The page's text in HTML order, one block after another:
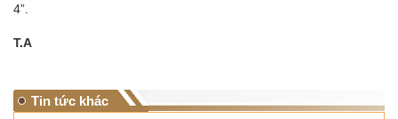
4”.
T.A
Tin tức khác